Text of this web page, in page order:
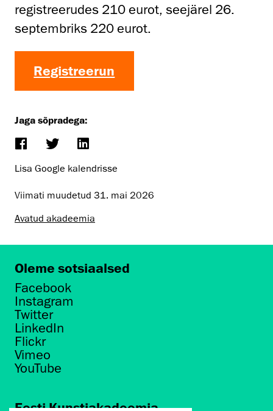
registreerudes 210 eurot, seejärel 26.
septembriks 220 eurot.
Registreerun
Jaga sõpradega:
Lisa Google kalendrisse
Viimati muudetud 31. mai 2026
Avatud akadeemia
Oleme sotsiaalsed
Facebook
Instagram
Twitter
LinkedIn
Flickr
Vimeo
YouTube
Eesti Kunstiakadeemia